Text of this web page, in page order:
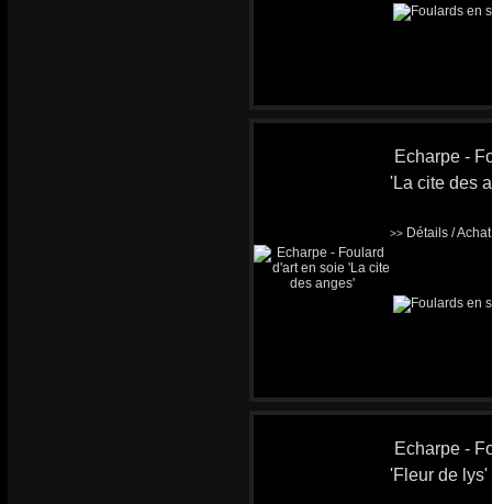
Echarpe -
'La cite des
>> Détails /
Echarpe -
'Fleur de lys'